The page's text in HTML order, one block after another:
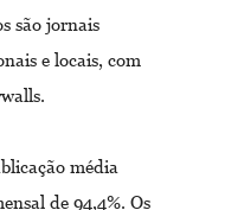
são jornais
e locais, com
média
de 94,4%. Os